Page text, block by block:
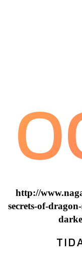
http://
secrets-of-